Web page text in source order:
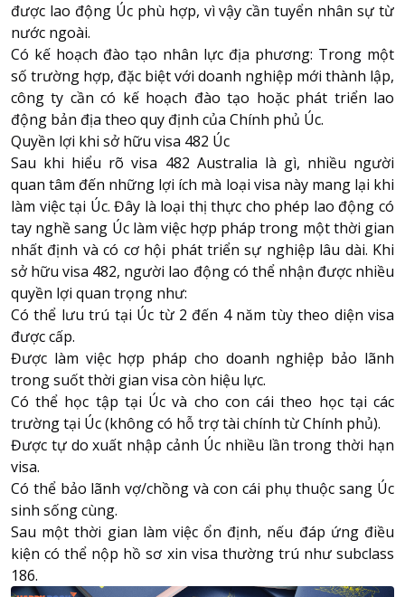
được lao động Úc phù hợp, vì vậy cần tuyển nhân sự từ
nước ngoài.
Có kế hoạch đào tạo nhân lực địa phương: Trong một
số trường hợp, đặc biệt với doanh nghiệp mới thành lập,
công ty cần có kế hoạch đào tạo hoặc phát triển lao
động bản địa theo quy định của Chính phủ Úc.
Quyền lợi khi sở hữu visa 482 Úc
Sau khi hiểu rõ visa 482 Australia là gì, nhiều người
quan tâm đến những lợi ích mà loại visa này mang lại khi
làm việc tại Úc. Đây là loại thị thực cho phép lao động có
tay nghề sang Úc làm việc hợp pháp trong một thời gian
nhất định và có cơ hội phát triển sự nghiệp lâu dài. Khi
sở hữu visa 482, người lao động có thể nhận được nhiều
quyền lợi quan trọng như:
Có thể lưu trú tại Úc từ 2 đến 4 năm tùy theo diện visa
được cấp.
Được làm việc hợp pháp cho doanh nghiệp bảo lãnh
trong suốt thời gian visa còn hiệu lực.
Có thể học tập tại Úc và cho con cái theo học tại các
trường tại Úc (không có hỗ trợ tài chính từ Chính phủ).
Được tự do xuất nhập cảnh Úc nhiều lần trong thời hạn
visa.
Có thể bảo lãnh vợ/chồng và con cái phụ thuộc sang Úc
sinh sống cùng.
Sau một thời gian làm việc ổn định, nếu đáp ứng điều
kiện có thể nộp hồ sơ xin visa thường trú như subclass
186.